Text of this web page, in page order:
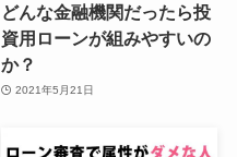
どんな金融機関だったら投
資用ローンが組みやすいの
か？
2021年5月21日